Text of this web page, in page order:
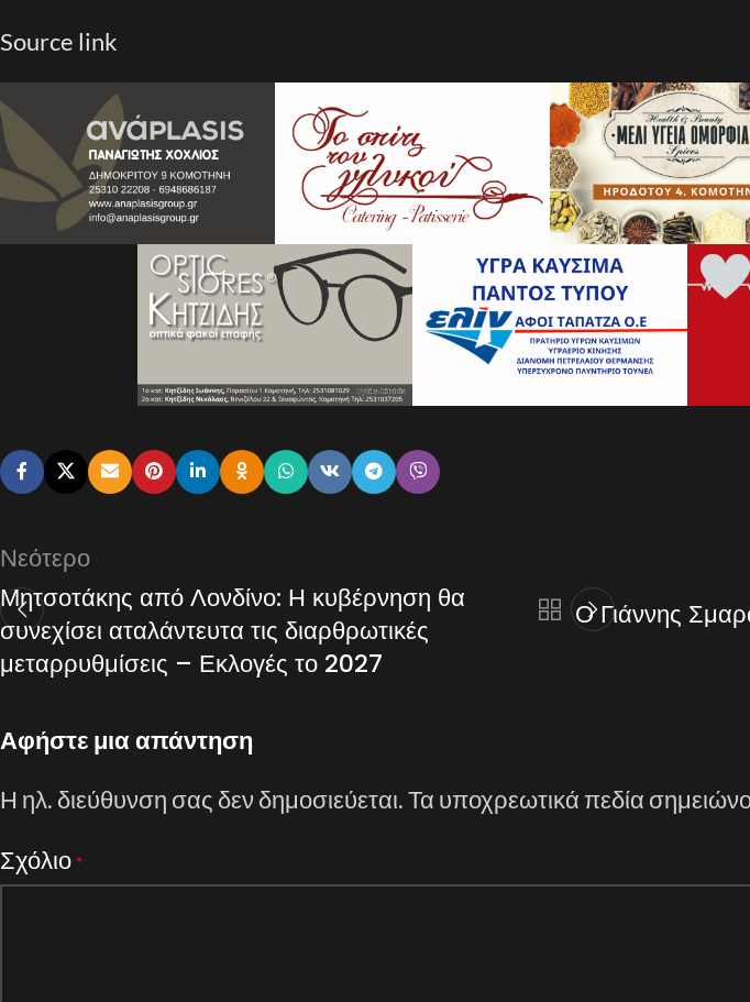
Source link
Νεότερο
Μητσοτάκης από Λονδίνο: Η κυβέρνηση θα
συνεχίσει αταλάντευτα τις διαρθρωτικές
μεταρρυθμίσεις – Εκλογές το 2027
Ο Γιάννης
Αφήστε μια απάντηση
Η ηλ. διεύθυνση σας δεν δημοσιεύεται.Τα υποχρεωτικά πεδία
Σχόλιο *